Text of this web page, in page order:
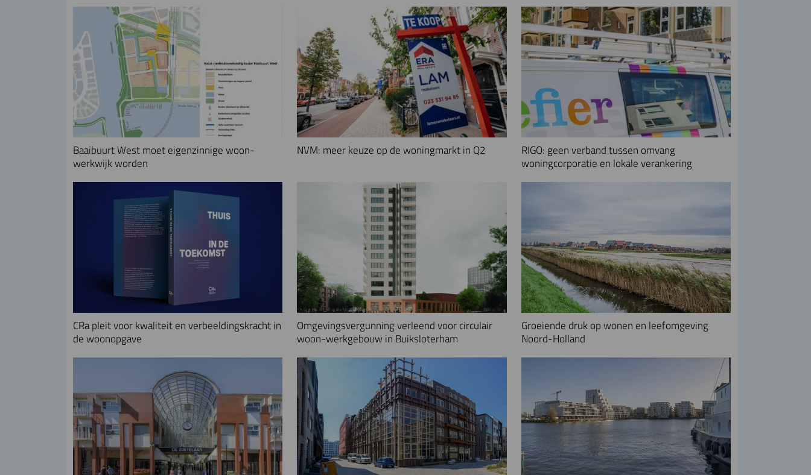
Baaibuurt West moet eigenzinnige woon-
werkwijk worden
NVM: meer keuze op de woningmarkt in Q2
RIGO: geen verband tussen omvang
woningcorporatie en lokale verankering
CRa pleit voor kwaliteit en verbeeldingskracht in
de woonopgave
Omgevingsvergunning verleend voor circulair
woon-werkgebouw in Buiksloterham
Groeiende druk op wonen en leefomgeving
Noord-Holland